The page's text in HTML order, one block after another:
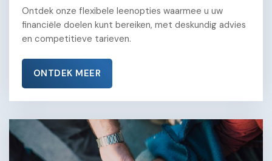
Ontdek onze flexibele leenopties waarmee u uw
financiële doelen kunt bereiken, met deskundig advies
en competitieve tarieven.
ONTDEK MEER